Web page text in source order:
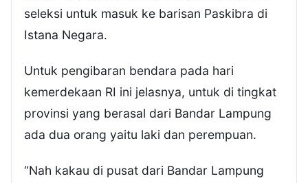
seleksi untuk masuk ke barisan Paskibra di
Istana Negara.
Untuk pengibaran bendara pada hari
kemerdekaan RI ini jelasnya, untuk di tingkat
provinsi yang berasal dari Bandar Lampung
ada dua orang yaitu laki dan perempuan.
“Nah kakau di pusat dari Bandar Lampung